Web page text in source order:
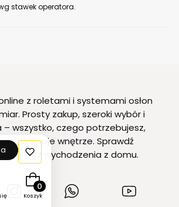
stawek operatora.
z roletami i systemami osłon
Prosty zakup, szeroki wybór i
– wszystko, czego potrzebujesz,
swoje wnętrze. Sprawdź
bez wychodzenia z domu.
(Otwiera
(Otwiera
(Otwiera
Produkty w koszyku: 0. Zobacz
Koszyk